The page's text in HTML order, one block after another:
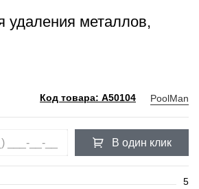
удаления металлов,
Код товара: A50104 PoolMan
В один клик
5